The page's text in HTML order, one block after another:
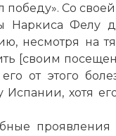
победу». Со
Наркиса
несмотря на
[своим
от этого
Испании, хотя